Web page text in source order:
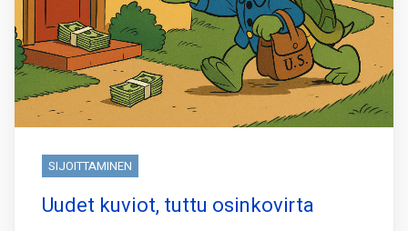
SIJOITTAMINEN
Uudet kuviot, tuttu osinkovirta